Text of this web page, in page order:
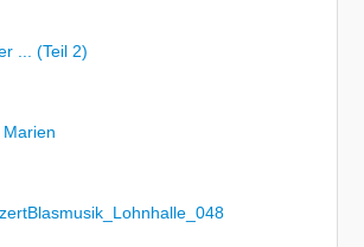
... (Teil 2)